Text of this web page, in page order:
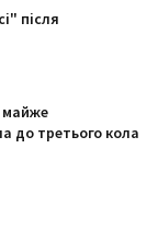
після
майже
до третього кола